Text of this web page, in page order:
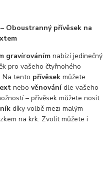
Oboustranný přívěsek na
gravírováním nabízí jedinečný
pro vašeho čtyřnohého
Na tento přívěsek můžete
nebověnovánídle vašeho
– přívěsek můžete nosit
díky volbě mezi malým
na krk. Zvolit můžete i